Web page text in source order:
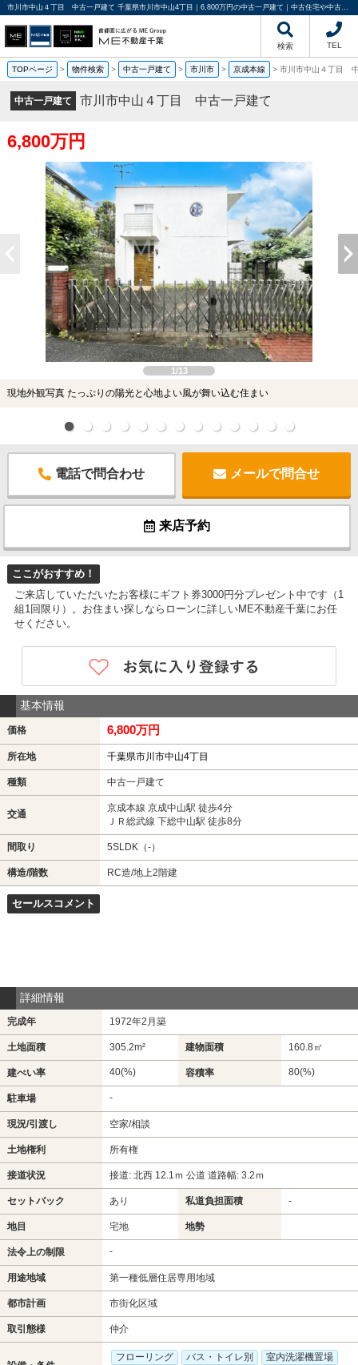
市川市中山４丁目 中古一戸建て 千葉県市川市中山4丁目｜6,800万円の中古一戸建て｜中古住宅や中古物件情報｜ME不動産千葉
検索 TEL
TOPページ > 物件検索 > 中古一戸建て > 市川市 > 京成本線 > 市川市中山４丁目
中古一戸建て 市川市中山４丁目 中古一戸建て
6,800万円
1/13
現地外観写真 たっぷりの陽光と心地よい風が舞い込む住まい
電話で問合わせ メールで問合せ
来店予約
ここがおすすめ！
ご来店していただいたお客様にギフト券3000円分プレゼント中です（1
組1回限り）。お住まい探しならローンに詳しいME不動産千葉にお任
せください。
基本情報
価格 6,800万円
所在地 千葉県市川市中山4丁目
種類 中古一戸建て
交通
京成本線 京成中山駅 徒歩4分
ＪＲ総武線 下総中山駅 徒歩8分
間取り 5SLDK（-）
構造/階数 RC造/地上2階建
セールスコメント
詳細情報
完成年 1972年2月築
土地面積 305.2m² 建物面積 160.8㎡
建ぺい率 40(%) 容積率 80(%)
駐車場 -
現況/引渡し 空家/相談
土地権利 所有権
接道状況 接道: 北西 12.1ｍ 公道 道路幅: 3.2ｍ
セットバック あり 私道負担面積 -
地目 宅地 地勢
法令上の制限 -
用途地域 第一種低層住居専用地域
都市計画 市街化区域
取引態様 仲介
フローリング バス・トイレ別
室内洗濯機置場